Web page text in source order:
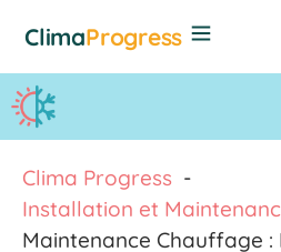
contenu
ClimaProgress
Clima Progress
Installation et
Maintenance Chauffage :